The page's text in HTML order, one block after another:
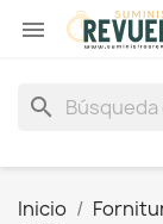

search
Inicio